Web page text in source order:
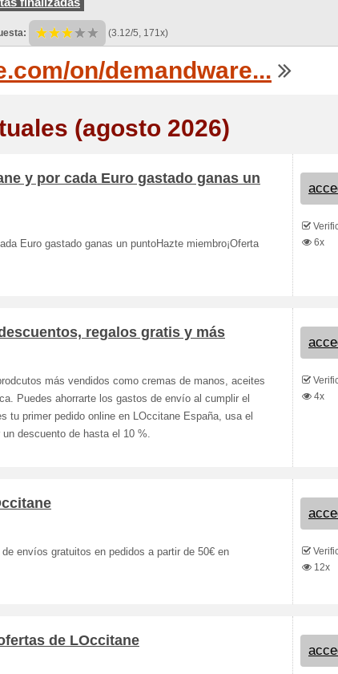
(3.12/5, 171x)
on/demandware...
(agosto 2026)
y por cada Euro gastado ganas un
Euro gastado ganas un puntoHazte miembro¡Oferta
6x
regalos gratis y más
más vendidos como cremas de manos, aceites
Puedes ahorrarte los gastos de envío al cumplir el
tu primer pedido online en LOccitane España, usa el
descuento de hasta el 10 %.
4x
envíos gratuitos en pedidos a partir de 50€ en
12x
de LOccitane